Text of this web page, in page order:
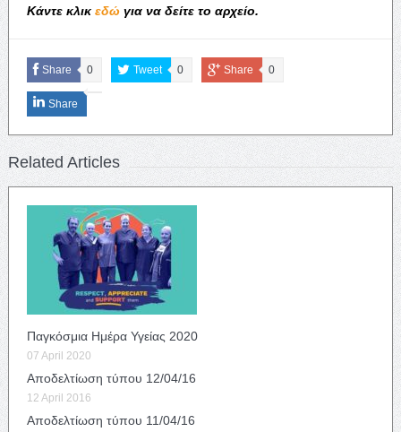
Κάντε κλικ εδώγια να δείτε το αρχείο.
Share 0 Tweet 0 Share 0
Share
Related Articles
Παγκόσμια Ημέρα Υγείας 2020
07 April 2020
Αποδελτίωση τύπου 12/04/16
12 April 2016
Αποδελτίωση τύπου 11/04/16